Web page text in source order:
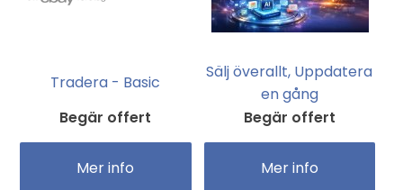
Tradera - Basic
Begär offert
Mer info
Sälj överallt, Uppdatera
en gång
Begär offert
Mer info